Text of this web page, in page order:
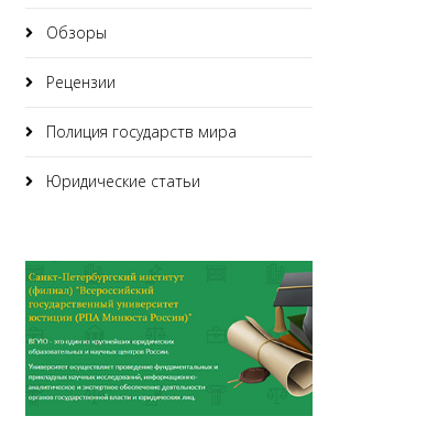
Обзоры
Рецензии
Полиция государств мира
Юридические статьи